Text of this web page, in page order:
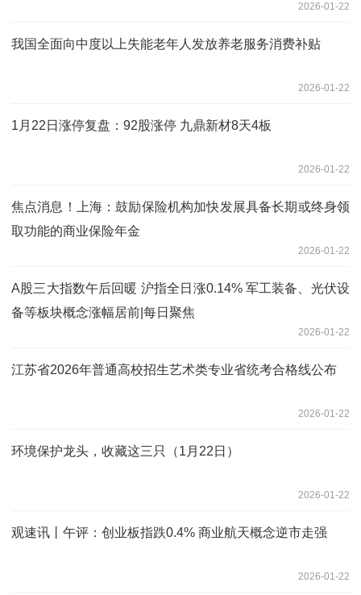
2026-01-22
我国全面向中度以上失能老年人发放养老服务消费补贴
2026-01-22
1月22日涨停复盘：92股涨停 九鼎新材8天4板
2026-01-22
焦点消息！上海：鼓励保险机构加快发展具备长期或终身领
取功能的商业保险年金
2026-01-22
A股三大指数午后回暖 沪指全日涨0.14% 军工装备、光伏设
备等板块概念涨幅居前|每日聚焦
2026-01-22
江苏省2026年普通高校招生艺术类专业省统考合格线公布
2026-01-22
环境保护龙头，收藏这三只（1月22日）
2026-01-22
观速讯丨午评：创业板指跌0.4% 商业航天概念逆市走强
2026-01-22